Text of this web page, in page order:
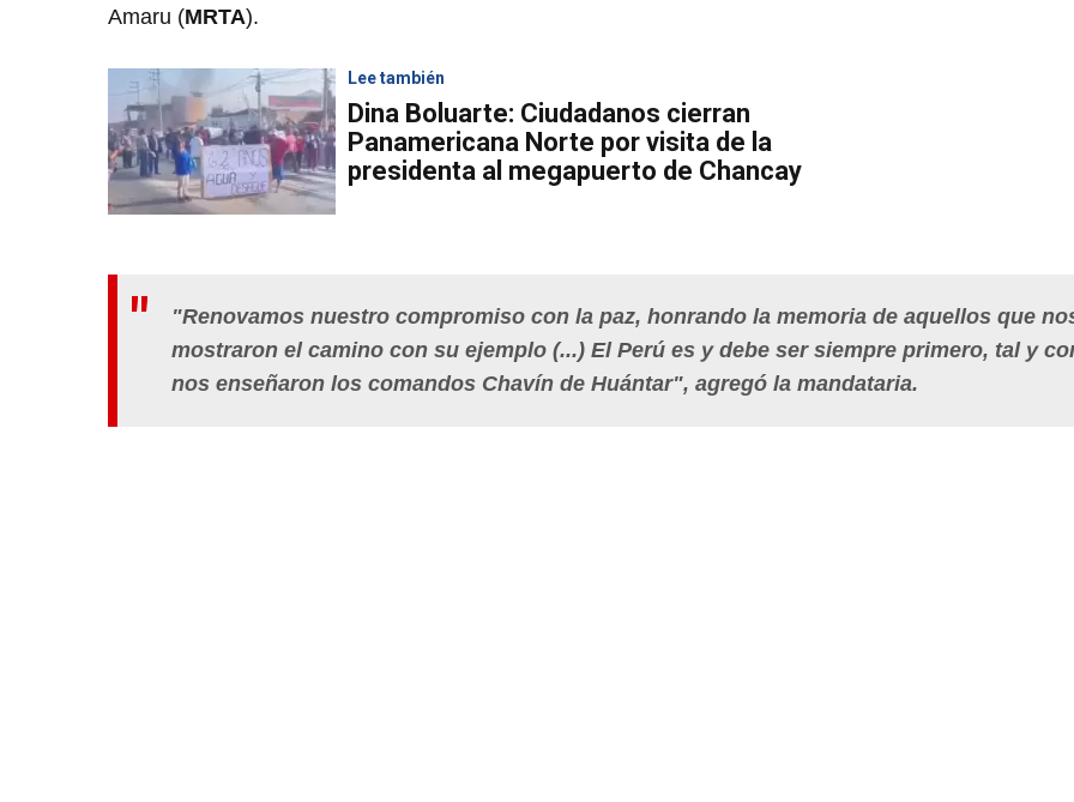
Amaru (MRTA).
Lee también
Dina Boluarte: Ciudadanos cierran
Panamericana Norte por visita de la
presidenta al megapuerto de Chancay
"Renovamos nuestro compromiso con la paz, honrando la memoria de aquellos que
mostraron el camino con su ejemplo (...) El Perú es y debe ser siempre primero, tal y
nos enseñaron los comandos Chavín de Huántar", agregó la mandataria.